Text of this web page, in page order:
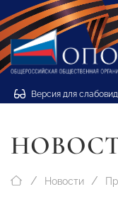
Версия для
Новости